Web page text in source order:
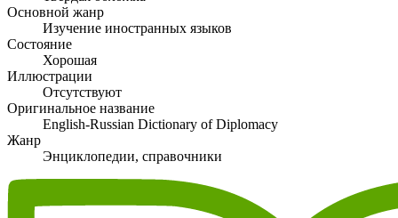
Основной жанр
Изучение иностранных языков
Состояние
Хорошая
Иллюстрации
Отсутствуют
Оригинальное название
English-Russian Dictionary of Diplomacy
Жанр
Энциклопедии, справочники